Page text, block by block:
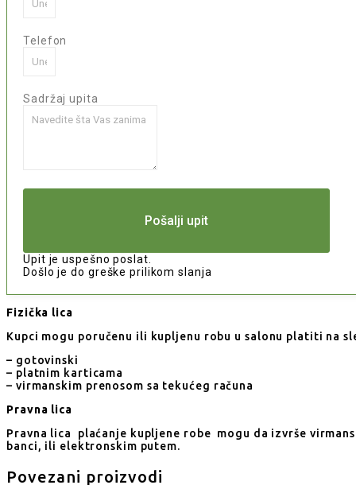
Telefon
Sadržaj upita
Pošalji upit
Upit je uspešno poslat.
Došlo je do greške prilikom slanja
Fizička lica
Kupci mogu poručenu ili kupljenu robu u salonu platiti na
– gotovinski
– platnim karticama
– virmanskim prenosom sa tekućeg računa
Pravna lica
Pravna lica plaćanje kupljene robe mogu da izvrše
banci, ili elektronskim putem.
Povezani proizvodi